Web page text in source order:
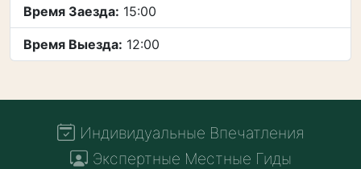
Время Заезда: 15:00
Время Выезда: 12:00
Индивидуальные Впечатления
Экспертные Местные Гиды